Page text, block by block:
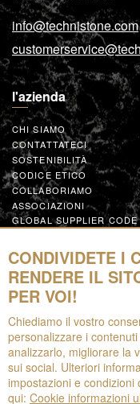
info@technistone.com
l'azienda
CHI SIAMO
CONTATTATECI
SOSTENIBILITÀ
CODICE ETICO
COLLABORIAMO
ASSOCIAZIONI
GLOBAL SUPPLIER CODE
COLLABORA
Risorse
DA SCARICARE
OPUSCOLI
EPD
AUGMENTED REALITY
CONDIVIDETE I
RENDERE IL
PER VOI!
Chiediamo il vostro
personalizzare i
analizzarlo, migliorare la
sui social. Ulteriori
impostazioni e
qui: Cookie informazioni